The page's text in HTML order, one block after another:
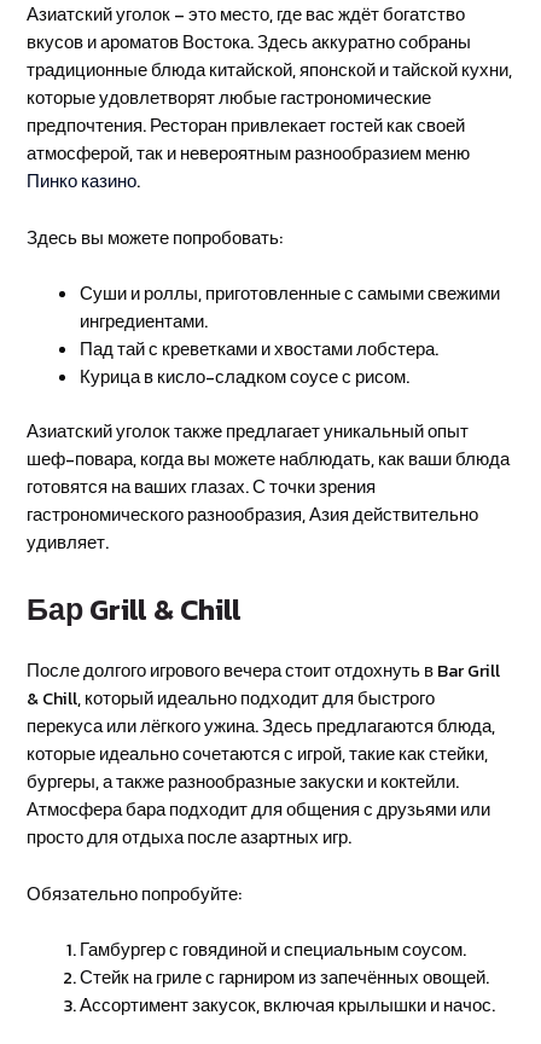
Азиатский уголок – это место, где вас ждёт богатство
вкусов и ароматов Востока. Здесь аккуратно собраны
традиционные блюда китайской, японской и тайской кухни,
которые удовлетворят любые гастрономические
предпочтения. Ресторан привлекает гостей как своей
атмосферой, так и невероятным разнообразием меню
Пинко казино.
Здесь вы можете попробовать:
Суши и роллы, приготовленные с самыми свежими
ингредиентами.
Пад тай с креветками и хвостами лобстера.
Курица в кисло-сладком соусе с рисом.
Азиатский уголок также предлагает уникальный опыт
шеф-повара, когда вы можете наблюдать, как ваши блюда
готовятся на ваших глазах. С точки зрения
гастрономического разнообразия, Азия действительно
удивляет.
Бар Grill & Chill
После долгого игрового вечера стоит отдохнуть в Bar Grill
& Chill, который идеально подходит для быстрого
перекуса или лёгкого ужина. Здесь предлагаются блюда,
которые идеально сочетаются с игрой, такие как стейки,
бургеры, а также разнообразные закуски и коктейли.
Атмосфера бара подходит для общения с друзьями или
просто для отдыха после азартных игр.
Обязательно попробуйте:
Гамбургер с говядиной и специальным соусом.
Стейк на гриле с гарниром из запечённых овощей.
Ассортимент закусок, включая крылышки и начос.